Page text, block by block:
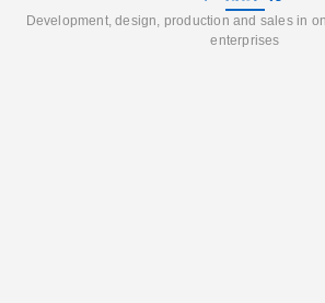
Development, design, production and sales in
enterprises